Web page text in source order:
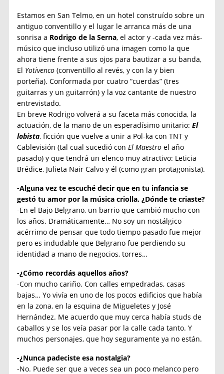
Estamos en San Telmo, en un hotel construído sobre un
antiguo conventillo y el lugar le arranca más de una
sonrisa a Rodrigo de la Serna, el actor y -cada vez más-
músico que incluso utilizó una imagen como la que
ahora tiene frente a sus ojos para bautizar a su banda,
El Yotivenco (conventillo al revés, y con la y bien
porteña). Conformada por cuatro “cuerdas” (tres
guitarras y un guitarrón) y la voz cantante de nuestro
entrevistado.
En breve Rodrigo volverá a su faceta más conocida, la
actuación, de la mano de un esperadísimo unitario:El
lobista, ficción que vuelve a unir a Pol-ka con TNT y
Cablevisión (tal cual sucedió conEl Maestro el año
pasado) y que tendrá un elenco muy atractivo: Leticia
Brédice, Julieta Nair Calvo y él (como gran protagonista).
-Alguna vez te escuché decir que en tu infancia se
gestó tu amor por la música criolla. ¿Dónde te criaste?
-En el Bajo Belgrano, un barrio que cambió mucho con
los años. Dramáticamente… No soy un nostálgico
acérrimo de pensar que todo tiempo pasado fue mejor
pero es indudable que Belgrano fue perdiendo su
identidad a mano de negocios, torres…
-¿Cómo recordás aquellos años?
-Con mucho cariño. Con calles empedradas, casas
bajas… Yo vivía en uno de los pocos edificios que había
en la zona, en la esquina de Migueletes y José
Hernández. Me acuerdo que muy cerca había studs de
caballos y se los veía pasar por la calle cada tanto. Y
muchos personajes, que hoy seguramente ya no están.
-¿Nunca padeciste esa nostalgia?
-No. Puede ser que a veces sea un poco melanco pero